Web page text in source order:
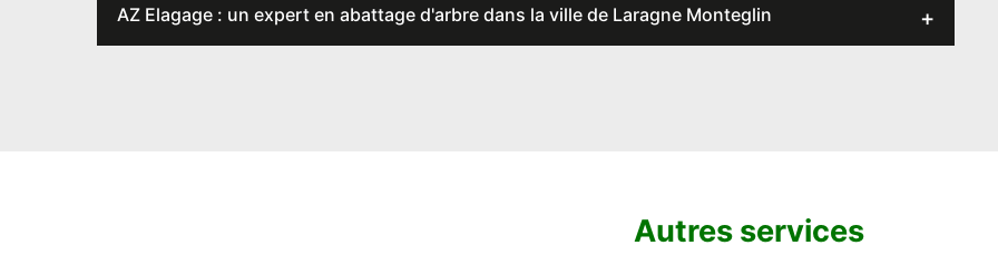
AZ Elagage : un expert en abattage d'arbre dans la ville de Laragne Monteglin
Autres services